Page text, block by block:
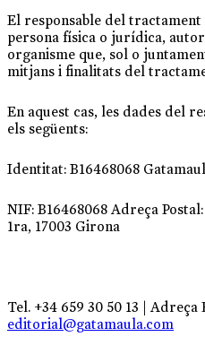
El responsable del tractament
persona física o jurídica,
organisme que, sol o
mitjans i finalitats del
En aquest cas, les dades del
els següents:
Identitat: B16468068
NIF: B16468068 Adreça
1ra, 17003 Girona
Tel. +34 659 30 50 13 |
editorial@gatamaula.com